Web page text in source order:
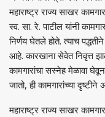
महाराष्ट्र राज्य साखर
स्व. सा. रे. पाटील यांनी
निर्णय घेतले होते. त्याच
आहे. कारखाना सेवेत निवृत्त
कामगारांचा सस्नेह मेळावा घेवून
जातो, ही कामगारांच्या दृष्टीने
महाराष्ट्र राज्य साखर